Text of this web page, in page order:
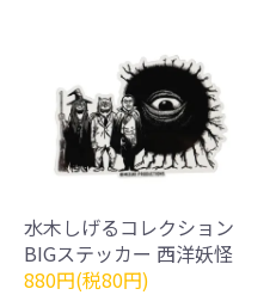
水木しげるコレクション
BIGステッカー 西洋妖怪
880円(税80円)